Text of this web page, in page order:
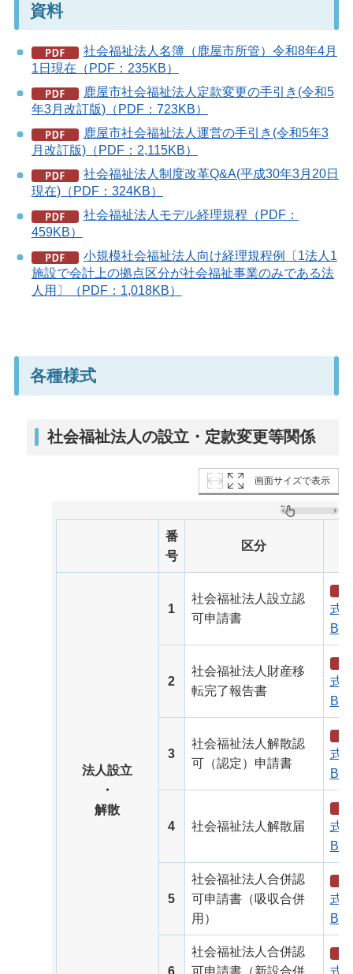
資料
社会福祉法人名簿（鹿屋市所管）令和8年4月
1日現在（PDF：235KB）
鹿屋市社会福祉法人定款変更の手引き(令和5
年3月改訂版)（PDF：723KB）
鹿屋市社会福祉法人運営の手引き(令和5年3
月改訂版)（PDF：2,115KB）
社会福祉法人制度改革Q&A(平成30年3月20日
現在)（PDF：324KB）
社会福祉法人モデル経理規程（PDF：
459KB）
小規模社会福祉法人向け経理規程例〔1法人1
施設で会計上の拠点区分が社会福祉事業のみである法
人用〕（PDF：1,018KB）
各種様式
社会福祉法人の設立・定款変更等関係
画面サイズで表示
番
号
区分
法人設立
・
解散
1
社会福祉法人設立認
可申請書
式
B）
2
社会福祉法人財産移
転完了報告書
式
B）
3
社会福祉法人解散認
可（認定）申請書
式
B）
4 社会福祉法人解散届
式
B）
5
社会福祉法人合併認
可申請書（吸収合併
用）
式
B）
社会福祉法人合併認